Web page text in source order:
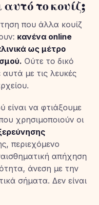
το κουίζ;
που άλλα κουίζ
κανένα online
ως μέτρο
Ούτε το δικό
με τις λευκές
είναι να φτιάξουμε
χρησιμοποιούν οι
περιεχόμενο
απήχηση
άνεση με την
σήματα. Δεν είναι